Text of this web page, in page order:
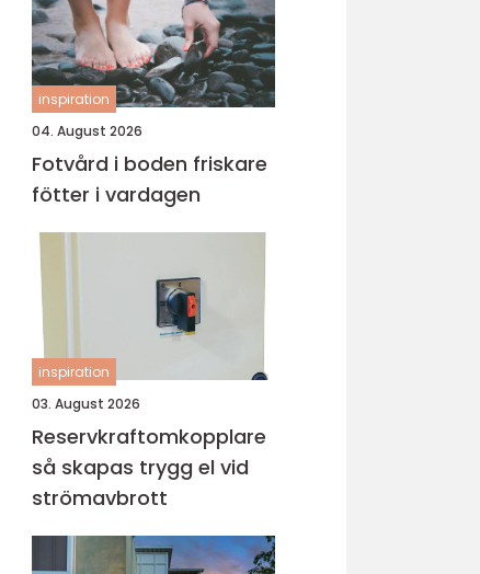
inspiration
04. August 2026
Fotvård i boden friskare
fötter i vardagen
inspiration
03. August 2026
Reservkraftomkopplare
så skapas trygg el vid
strömavbrott